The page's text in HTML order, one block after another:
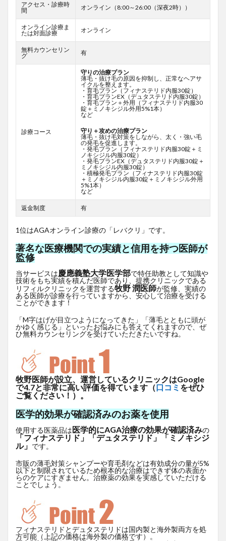
アクセス・診療時
間
オンライン（8:00～26:00（深夜2時））
オンライン診療ま
たは対面診療
オンライン
無料カウンセリン
グ
有
診療コース
守りの治療プラン
薄毛・抜け毛の原因を抑制し、正常なヘアサ
イクルを整えます。
・育毛プラン（フィナステリド内服30錠）
・育毛プランEX（デュタステリド内服30錠）
・育毛プラン＋外用（フィナステリド内服30
錠＋ミノキシジル外用5%1本）
など
守り＋攻めの治療プラン
薄毛・抜け毛対策をしながら、太く・強い毛
の発毛を促進します。
・発毛プラン（フィナステリド内服30錠＋ミ
ノキシジル内服30錠）
・発毛プランEX（デュタステリド内服30錠＋
ミノキシジル内服30錠）
・積極発毛プラン（フィナステリド内服30錠
＋ミノキシジル内服30錠＋ミノキシジル外用
5%1本）
など
返金制度 有
1位はAGAオンライン診療の「レバクリ」です。
著名な医療機関での実績と信用を持つ医師が
監修
当サービスは慶應義塾大学医学部で特任助教として知識や
技術をもち実績を積んだ医師であり、提携クリニックである
リフィルクリニックを運営する牧野 潤医師が監修、実績の
ある医師が診療を行っていますから、安心して治療を受ける
ことができます！
「M字はげが目立つようになってきた」「薄毛とともに頭が
かゆく感じる」といったお悩みにも答えてくれますので、ぜ
ひ無料カウンセリングを受けていただきたいですね。
牧野医師が設立、運営しているクリニックはGoogle
で4.7と非常に高い評価を得ています（口コミ をぜひ
ご覧ください！）。
医学的効果が確認済みのお薬を使用
使用する医薬品は医学的にAGA治療の効果が確認済みの
「フィナステリド」「デュタステリド」「ミノキシジ
ル」 です。
市販の薄毛対策シャンプーや育毛剤などは有効成分の量が5%
以下と制限されているため根本的な治療はできず体の表面か
らのケアにすぎません。治療薬の効果を実感していただける
ことでしょう。
フィナステリドとデュタステリドは国内製と海外製両方を処
方可能（上記の価格は海外製の価格です）。